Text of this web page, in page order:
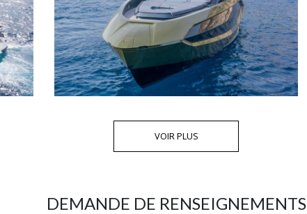
VOIR PLUS
DEMANDE DE RENSEIGNEMENTS